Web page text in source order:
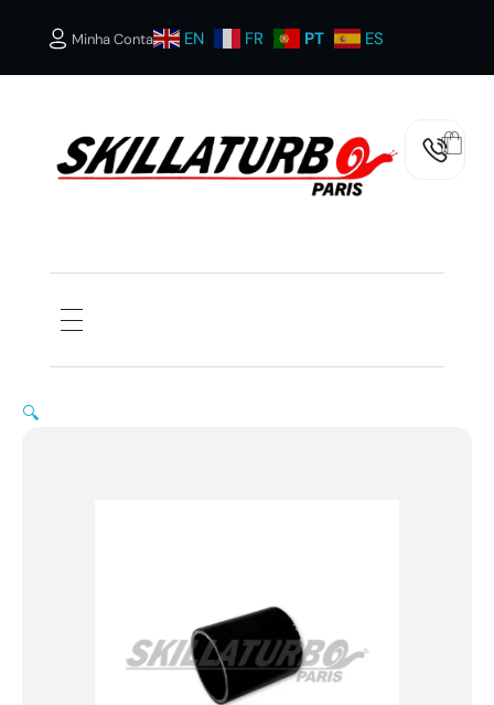
Minha Conta EN FR PT ES
🔍